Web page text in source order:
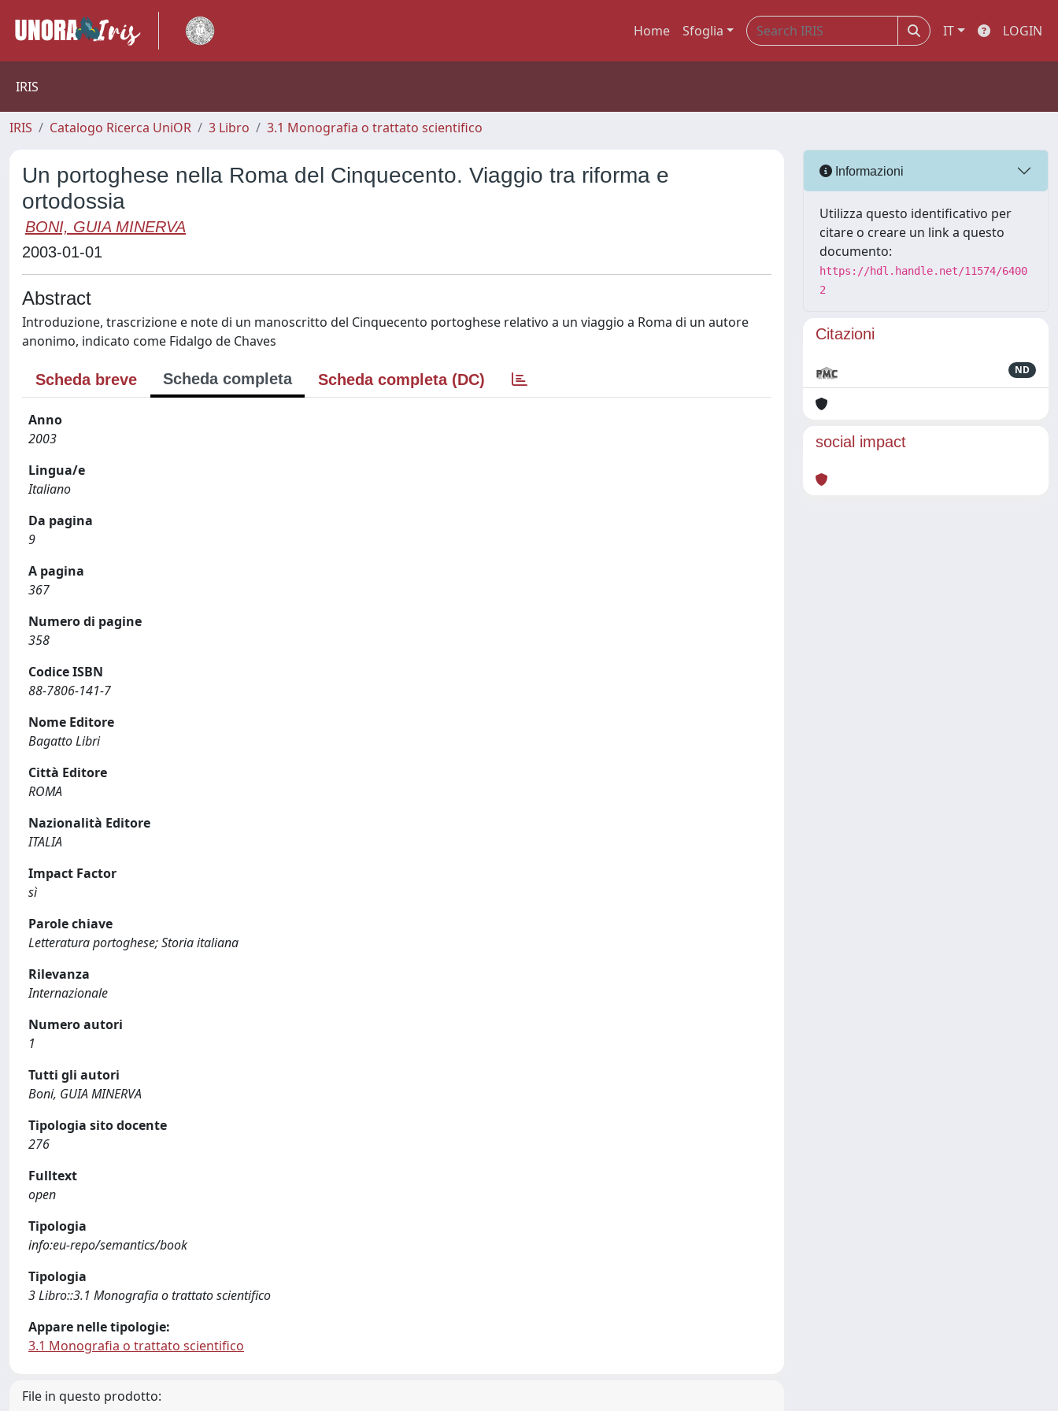
Home Sfoglia IT LOGIN
IRIS
IRIS Catalogo Ricerca UniOR 3 Libro 3.1 Monografia o trattato scientifico
Un portoghese nella Roma del Cinquecento. Viaggio tra riforma e
ortodossia
BONI, GUIA MINERVA
2003-01-01
Abstract
Introduzione, trascrizione e note di un manoscritto del Cinquecento portoghese relativo a un viaggio a Roma di un autore
anonimo, indicato come Fidalgo de Chaves
Scheda breve Scheda completa Scheda completa (DC)
Anno
2003
Lingua/e
Italiano
Da pagina
9
A pagina
367
Numero di pagine
358
Codice ISBN
88-7806-141-7
Nome Editore
Bagatto Libri
Città Editore
ROMA
Nazionalità Editore
ITALIA
Impact Factor
sì
Parole chiave
Letteratura portoghese; Storia italiana
Rilevanza
Internazionale
Numero autori
1
Tutti gli autori
Boni, GUIA MINERVA
Tipologia sito docente
276
Fulltext
open
Tipologia
info:eu-repo/semantics/book
Tipologia
3 Libro::3.1 Monografia o trattato scientifico
Appare nelle tipologie:
3.1 Monografia o trattato scientifico
File in questo prodotto:
Informazioni
Utilizza questo identificativo per
citare o creare un link a questo
documento:
https://hdl.handle.net/11574/6400
2
Citazioni
ND
social impact